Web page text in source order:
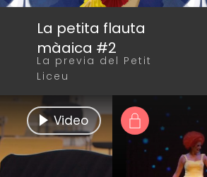
La petita flauta
màgica #2
La previa del Petit
Liceu
Video